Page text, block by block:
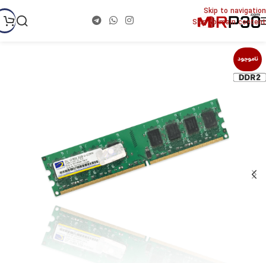
Skip to navigation
Skip to main content
ناموجود